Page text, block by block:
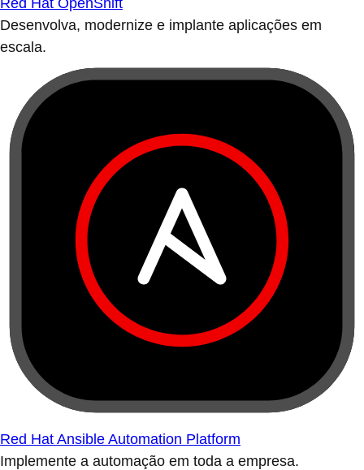
Red Hat OpenShift
Desenvolva, modernize e implante aplicações em
escala.
Red Hat Ansible Automation Platform
Implemente a automação em toda a empresa.